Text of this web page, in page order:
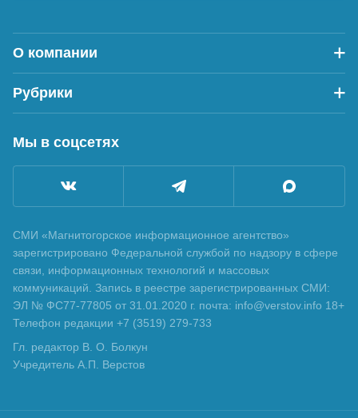
О компании
Рубрики
Мы в соцсетях
СМИ «Магнитогорское информационное агентство»
зарегистрировано Федеральной службой по надзору в сфере
связи, информационных технологий и массовых
коммуникаций. Запись в реестре зарегистрированных СМИ:
ЭЛ № ФС77-77805 от 31.01.2020 г. почта: info@verstov.info 18+
Телефон редакции +7 (3519) 279-733
Гл. редактор В. О. Болкун
Учредитель А.П. Верстов